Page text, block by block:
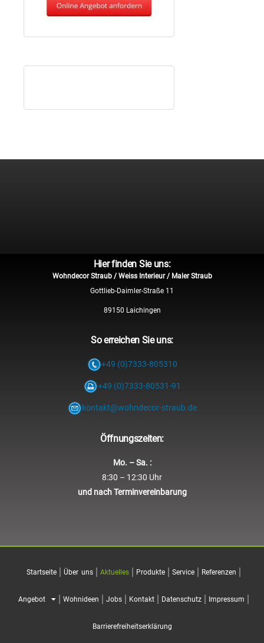
Hier finden Sie uns:
Wohndecor Straub / Weiss Interieur / Maler Straub
Gottlieb-Daimler-Straße 11
89150 Laichingen
So erreichen Sie uns:
+49 (0)7333-805310
+49 (0)7333-80531-91
kontakt@wohndecor-straub.de
Öffnungszeiten:
Mo. – Sa. :
8:30 – 12:30 Uhr
und nach Terminvereinbarung
Startseite Über uns Aktuelles Produkte Service Referenzen
Angebot Wohnideen Jobs Kontakt Datenschutz Impressum
Barrierefreiheitserklärung